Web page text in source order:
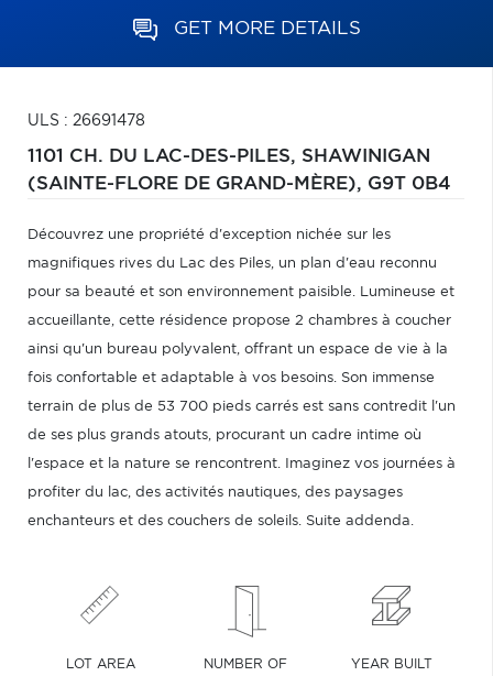
GET MORE DETAILS
ULS : 26691478
1101 CH. DU LAC-DES-PILES, SHAWINIGAN
(SAINTE-FLORE DE GRAND-MÈRE), G9T 0B4
Découvrez une propriété d'exception nichée sur les
magnifiques rives du Lac des Piles, un plan d'eau reconnu
pour sa beauté et son environnement paisible. Lumineuse et
accueillante, cette résidence propose 2 chambres à coucher
ainsi qu'un bureau polyvalent, offrant un espace de vie à la
fois confortable et adaptable à vos besoins. Son immense
terrain de plus de 53 700 pieds carrés est sans contredit l'un
de ses plus grands atouts, procurant un cadre intime où
l'espace et la nature se rencontrent. Imaginez vos journées à
profiter du lac, des activités nautiques, des paysages
enchanteurs et des couchers de soleils. Suite addenda.
LOT AREA
NUMBER OF
YEAR BUILT